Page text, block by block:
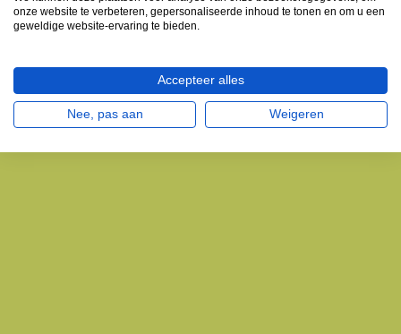
onze website te verbeteren, gepersonaliseerde inhoud te tonen en om u een
geweldige website-ervaring te bieden.
Accepteer alles
Nee, pas aan Weigeren